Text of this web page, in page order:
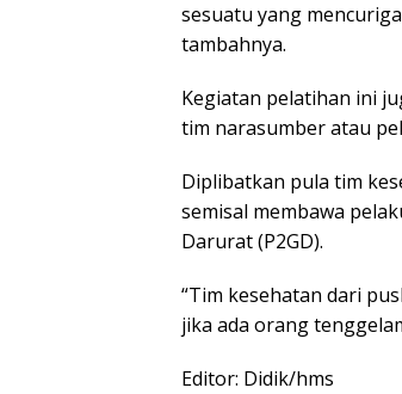
sesuatu yang
tambahnya.
Kegiatan pelatihan ini
tim narasumber atau
Diplibatkan pula tim
semisal membawa
Darurat (P2GD).
“Tim kesehatan dari
jika ada orang
Editor: Didik/hms